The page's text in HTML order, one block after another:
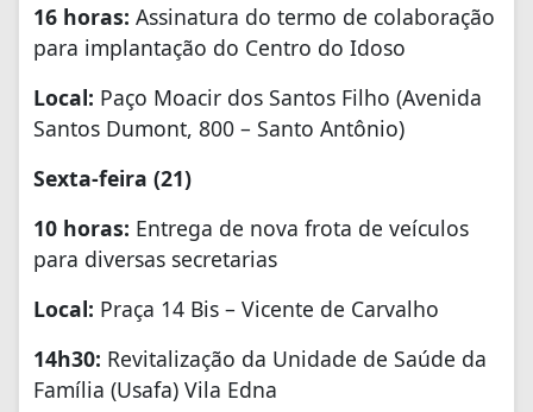
16 horas: Assinatura do termo de colaboração
para implantação do Centro do Idoso
Local: Paço Moacir dos Santos Filho (Avenida
Santos Dumont, 800 – Santo Antônio)
Sexta-feira (21)
10 horas: Entrega de nova frota de veículos
para diversas secretarias
Local: Praça 14 Bis – Vicente de Carvalho
14h30: Revitalização da Unidade de Saúde da
Família (Usafa) Vila Edna